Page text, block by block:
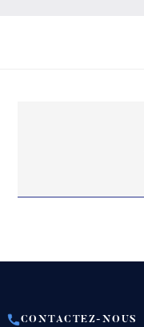
CONTACTEZ-NOUS